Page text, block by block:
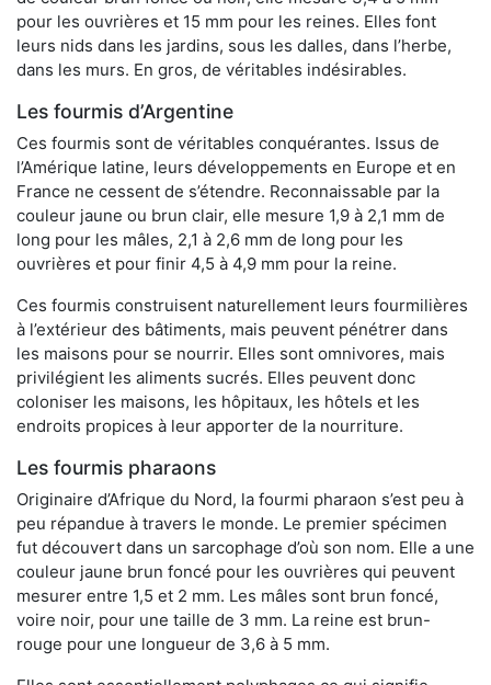
pour les ouvrières et 15 mm pour les reines. Elles font
leurs nids dans les jardins, sous les dalles, dans l’herbe,
dans les murs. En gros, de véritables indésirables.
Les fourmis d’Argentine
Ces fourmis sont de véritables conquérantes. Issus de
l’Amérique latine, leurs développements en Europe et en
France ne cessent de s’étendre. Reconnaissable par la
couleur jaune ou brun clair, elle mesure 1,9 à 2,1 mm de
long pour les mâles, 2,1 à 2,6 mm de long pour les
ouvrières et pour finir 4,5 à 4,9 mm pour la reine.
Ces fourmis construisent naturellement leurs fourmilières
à l’extérieur des bâtiments, mais peuvent pénétrer dans
les maisons pour se nourrir. Elles sont omnivores, mais
privilégient les aliments sucrés. Elles peuvent donc
coloniser les maisons, les hôpitaux, les hôtels et les
endroits propices à leur apporter de la nourriture.
Les fourmis pharaons
Originaire d’Afrique du Nord, la fourmi pharaon s’est peu à
peu répandue à travers le monde. Le premier spécimen
fut découvert dans un sarcophage d’où son nom. Elle a une
couleur jaune brun foncé pour les ouvrières qui peuvent
mesurer entre 1,5 et 2 mm. Les mâles sont brun foncé,
voire noir, pour une taille de 3 mm. La reine est brun-
rouge pour une longueur de 3,6 à 5 mm.